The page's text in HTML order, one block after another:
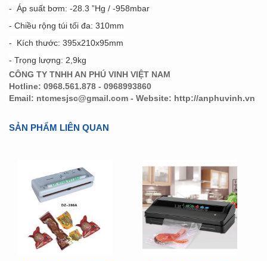
- Áp suất bơm: -28.3 ”Hg / -958mbar
- Chiều rộng túi tối đa: 310mm
- Kích thước: 395x210x95mm
- Trọng lượng: 2,9kg
CÔNG TY TNHH AN PHÚ VINH VIỆT NAM
Hotline: 0968.561.878 - 0968993860
Email: ntcmesjsc@gmail.com - Website: http://anphuvinh.vn
SẢN PHẨM LIÊN QUAN